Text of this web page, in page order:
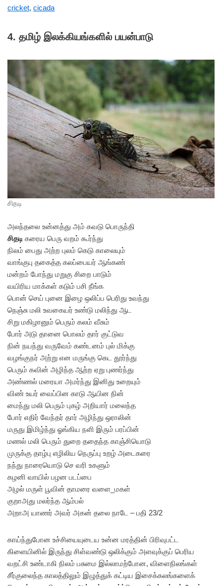
cricket, cicada
4. தமிழ் இலக்கியங்களில் பயன்பாடு
சிதடி
அலந்தலை உன்னத்து அம் கவடு பொருந்தி
சிதடி கரைய பெரு வறம் கூர்ந்து
நிலம் பைது அற்ற புலம் கெடு காலையும்
வாங்குபு தகைத்த கலப்பையர் ஆங்கண்
மன்றம் போந்து மறுகு சிறை பாடும்
வயிரிய மாக்கள் கடும் பசி நீங்க
பொன் செய் புனை இழை ஒலிப்ப பெரிது உவந்து
நெஞ்சு மலி உவகையர் உண்டு மலிந்து ஆட
சிறு மகிழானும் பெரும் கலம் வீசும்
போர் அடு தானை பொலம் தார் குட்டுவ
நின் நயந்து வருவேம் கண்டனம் புல் மிக்கு
வழங்குநர் அற்று என மருங்கு கெட தூர்ந்து
பெரும் கவின் அழிந்த ஆற்ற ஏறு புணர்ந்து
அண்ணல் மரையா அமர்ந்து இனிது உறையும்
விண் உயர் வைப்பின காடு ஆயின நின்
மைந்து மலி பெரும் புகழ் அறியார் மலைந்த
போர் எதிர் வேந்தர் தார் அழிந்து ஒராலின்
மருது இமிழ்ந்து ஓங்கிய நளி இரும் பரப்பின்
மணல் மலி பெரும் துறை ததைந்த காஞ்சியொடு
முருக்கு தாழ்பு எழிலிய நெருப்பு உறழ் அடைகரை
நந்து நாரையொடு செ வரி உகளும்
கழனி வாயில் பழன படப்பை
அழல் மருள் பூவின் தாமரை வளை_மகள்
குறாஅது மலர்ந்த ஆம்பல்
அறாஅ யாணர் அவர் அகன் தலை நாடே – பதி 23/2
காய்ந்துபோன உச்சியையுடைய உன்ன மரத்தின் பிரிவுபட்ட
கிளையினில் இருந்து சிள்வண்டு ஒலிக்கும் அளவுக்குப் பெரிய
வறட்சி உண்டாகி நிலம் பசுமை இல்லாமற்போன, விளைநிலங்கள்
சீர்குலைந்த காலத்திலும் இழுத்துக் கட்டிய இசைக்கலங்களைக்